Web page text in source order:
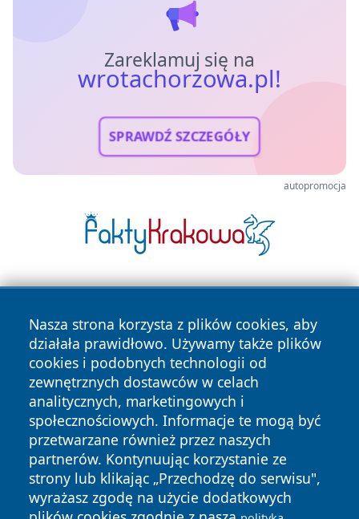
Zareklamuj się na
wrotachorzowa.pl!
SPRAWDŹ SZCZEGÓŁY
autopromocja
Nasza strona korzysta z plików cookies, aby
działała prawidłowo. Używamy także plików
cookies i podobnych technologii od
zewnętrznych dostawców w celach
analitycznych, marketingowych i
społecznościowych. Informacje te mogą być
przetwarzane również przez naszych
partnerów. Kontynuując korzystanie ze
strony lub klikając „Przechodzę do serwisu",
wyrażasz zgodę na użycie dodatkowych
Copyright © 2026 wrotachorzowa.pl Wszystkie prawa
zastrzeżone.
News Autorzy
Polityka
Prywatności
Polityka
Cookies